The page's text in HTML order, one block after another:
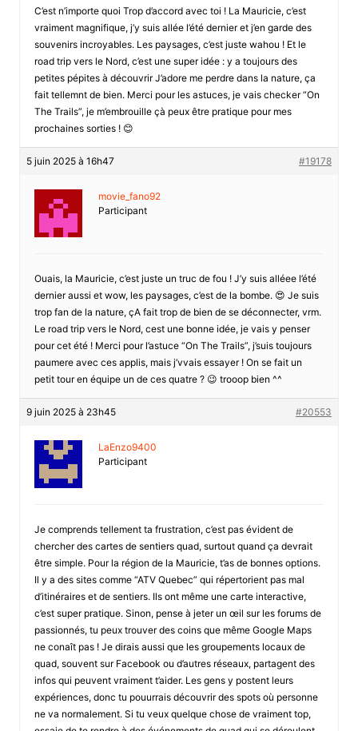
C’est n’importe quoi Trop d’accord avec toi ! La Mauricie, c’est
vraiment magnifique, j’y suis allée l’été dernier et j’en garde des
souvenirs incroyables. Les paysages, c’est juste wahou ! Et le
road trip vers le Nord, c’est une super idée : y a toujours des
petites pépites à découvrir J’adore me perdre dans la nature, ça
fait tellemnt de bien. Merci pour les astuces, je vais checker “On
The Trails”, je m’embrouille çà peux être pratique pour mes
prochaines sorties ! 😊
5 juin 2025 à 16h47 #19178
movie_fano92
Participant
Ouais, la Mauricie, c’est juste un truc de fou ! J’y suis alléee l’été
dernier aussi et wow, les paysages, c’est de la bombe. 😍 Je suis
trop fan de la nature, çA fait trop de bien de se déconnecter, vrm.
Le road trip vers le Nord, cest une bonne idée, je vais y penser
pour cet été ! Merci pour l’astuce “On The Trails”, j’suis toujours
paumere avec ces applis, mais j’vvais essayer ! On se fait un
petit tour en équipe un de ces quatre ? 😉 trooop bien ^^
9 juin 2025 à 23h45 #20553
LaEnzo9400
Participant
Je comprends tellement ta frustration, c’est pas évident de
chercher des cartes de sentiers quad, surtout quand ça devrait
être simple. Pour la région de la Mauricie, t’as de bonnes options.
Il y a des sites comme “ATV Quebec” qui répertorient pas mal
d’itinéraires et de sentiers. Ils ont même une carte interactive,
c’est super pratique. Sinon, pense à jeter un œil sur les forums de
passionnés, tu peux trouver des coins que même Google Maps
ne conaît pas ! Je dirais aussi que les groupements locaux de
quad, souvent sur Facebook ou d’autres réseaux, partagent des
infos qui peuvent vraiment t’aider. Les gens y postent leurs
expériences, donc tu pouurrais découvrir des spots où personne
ne va normalement. Si tu veux quelque chose de vraiment top,